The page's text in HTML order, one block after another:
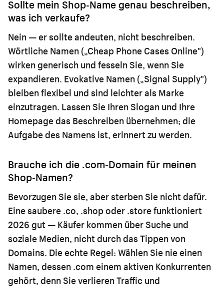
Sollte mein Shop-Name genau beschreiben,
was ich verkaufe?
Nein — er sollte andeuten, nicht beschreiben.
Wörtliche Namen („Cheap Phone Cases Online")
wirken generisch und fesseln Sie, wenn Sie
expandieren. Evokative Namen („Signal Supply")
bleiben flexibel und sind leichter als Marke
einzutragen. Lassen Sie Ihren Slogan und Ihre
Homepage das Beschreiben übernehmen; die
Aufgabe des Namens ist, erinnert zu werden.
Brauche ich die .com-Domain für meinen
Shop-Namen?
Bevorzugen Sie sie, aber sterben Sie nicht dafür.
Eine saubere .co, .shop oder .store funktioniert
2026 gut — Käufer kommen über Suche und
soziale Medien, nicht durch das Tippen von
Domains. Die echte Regel: Wählen Sie nie einen
Namen, dessen .com einem aktiven Konkurrenten
gehört, denn Sie verlieren Traffic und